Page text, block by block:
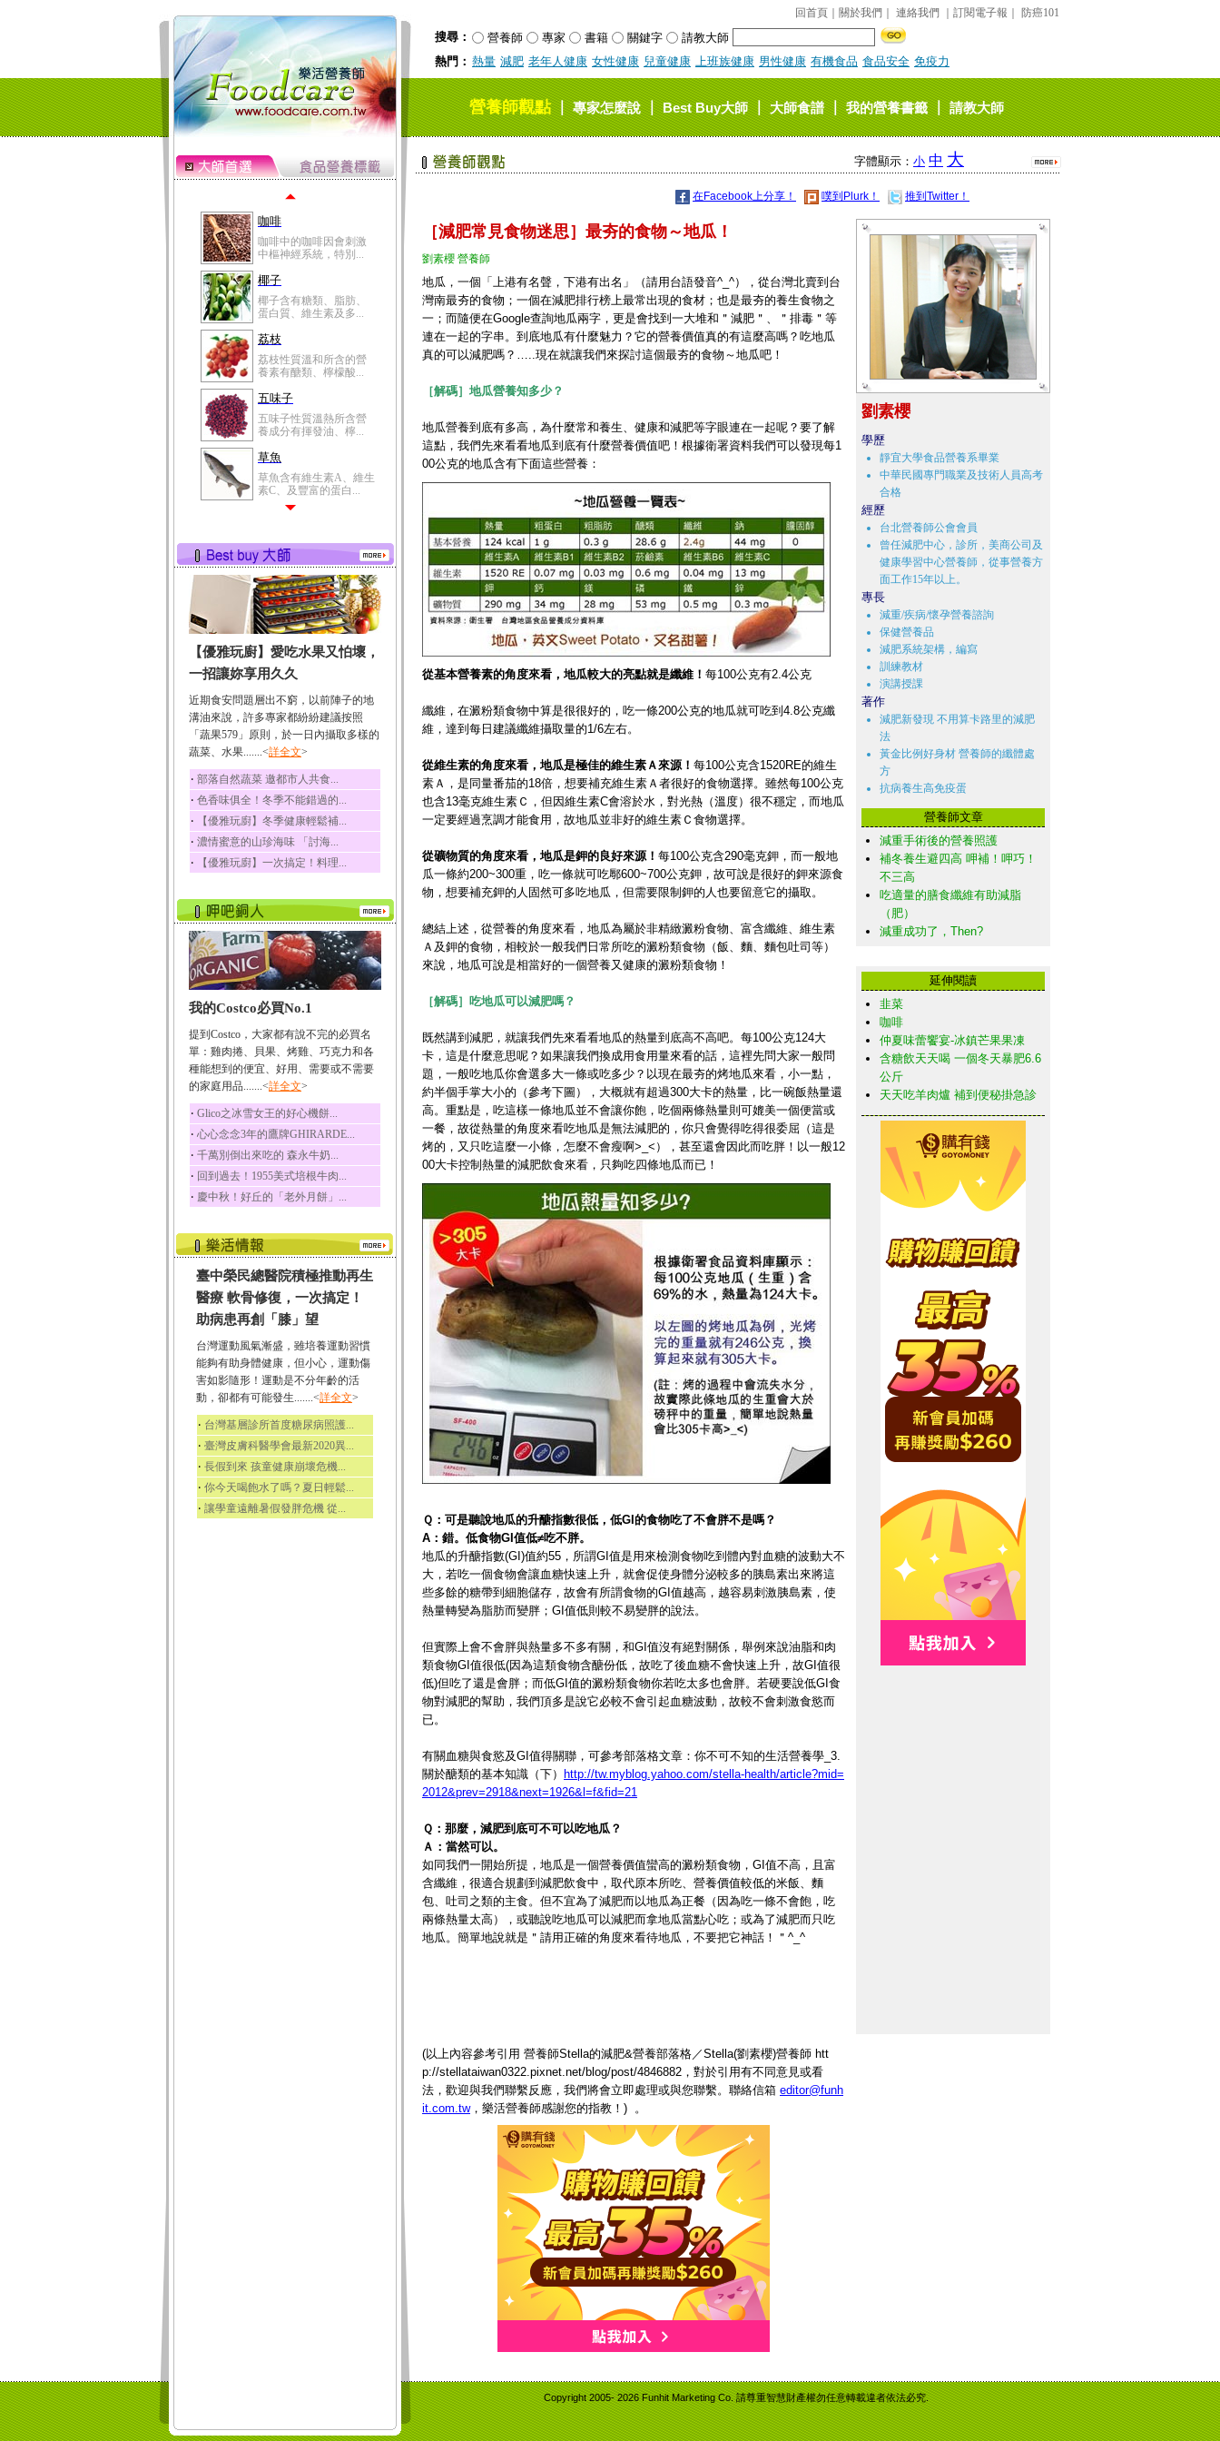
回首頁 關於我們 連絡我們 訂閱電子報 防癌101
搜尋： 營養師 專家 書籍 關鍵字
請教大師
熱門： 熱量 減肥 老年人健康 女性健康 兒童健康 上班族健康 男性健康 有機食品 食品安全 免疫力
營養師觀點｜專家怎麼說｜Best Buy大師｜大師食譜｜我的營養書籤｜請教大師
量極低是水腫病人的...
豆豉裡頭含有營養的蛋
白質、脂肪、鈣、磷...
榛果
榛果裡所含的營養素有
迷迭香
迷迭香 裡頭含有咖啡
酸、迷迭香酸、植物...
咖啡
咖啡中的咖啡因會刺激
中樞神經系統，特別...
椰子
椰子含有糖類、脂肪、
蛋白質、維生素及多...
荔枝
荔枝性質溫和所含的營
養素有醣類、檸檬酸...
五味子
五味子性質溫熱所含營
養成分有揮發油、檸...
草魚
草魚含有維生素A、維生
素C、及豐富的蛋白...
【優雅玩廚】愛吃水果又怕壞，
一招讓妳享用久久
近期食安問題層出不窮，以前陣子的地
溝油來說，許多專家都紛紛建議按照
「蔬果579」原則，於一日內攝取多樣的
蔬菜、水果.......<詳全文>
‧ 部落自然蔬菜 邀都市人共食...
‧ 色香味俱全！冬季不能錯過的...
‧ 【優雅玩廚】冬季健康輕鬆補...
‧ 濃情蜜意的山珍海味 「討海...
‧ 【優雅玩廚】一次搞定！料理...
我的Costco必買No.1
提到Costco，大家都有說不完的必買名
單：雞肉捲、貝果、烤雞、巧克力和各
種能想到的便宜、好用、需要或不需要
的家庭用品.......<詳全文>
‧ Glico之冰雪女王的好心機餅...
‧ 心心念念3年的鷹牌GHIRARDE...
‧ 千萬別倒出來吃的 森永牛奶...
‧ 回到過去！1955美式培根牛肉...
‧ 慶中秋！好丘的「老外月餅」...
臺中榮民總醫院積極推動再生
醫療 軟骨修復，一次搞定！
助病患再創「膝」望
台灣運動風氣漸盛，雖培養運動習慣
能夠有助身體健康，但小心，運動傷
害如影隨形！運動是不分年齡的活
動，卻都有可能發生.......<詳全文>
‧ 台灣基層診所首度糖尿病照護...
‧ 臺灣皮膚科醫學會最新2020異...
‧ 長假到來 孩童健康崩壞危機...
‧ 你今天喝飽水了嗎？夏日輕鬆...
‧ 讓學童遠離暑假發胖危機 從...
字體顯示： 小 中 大
在Facebook上分享！ 噗到Plurk！ 推到Twitter！
［減肥常見食物迷思］最夯的食物～地瓜！
劉素櫻 營養師
地瓜，一個「上港有名聲，下港有出名」（請用台語發音^_^），從台灣北賣到台
灣南最夯的食物；一個在減肥排行榜上最常出現的食材；也是最夯的養生食物之
一；而隨便在Google查詢地瓜兩字，更是會找到一大堆和＂減肥＂、＂排毒＂等
連在一起的字串。到底地瓜有什麼魅力？它的營養價值真的有這麼高嗎？吃地瓜
真的可以減肥嗎？…..現在就讓我們來探討這個最夯的食物～地瓜吧！
［解碼］地瓜營養知多少？
地瓜營養到底有多高，為什麼常和養生、健康和減肥等字眼連在一起呢？要了解
這點，我們先來看看地瓜到底有什麼營養價值吧！根據衛署資料我們可以發現每1
00公克的地瓜含有下面這些營養：
從基本營養素的角度來看，地瓜較大的亮點就是纖維！ 每100公克有2.4公克
纖維，在澱粉類食物中算是很很好的，吃一條200公克的地瓜就可吃到4.8公克纖
維，達到每日建議纖維攝取量的1/6左右。
從維生素的角度來看，地瓜是極佳的維生素Ａ來源！ 每100公克含1520RE的維生
素Ａ，是同量番茄的18倍，想要補充維生素Ａ者很好的食物選擇。雖然每100公克
也含13毫克維生素Ｃ，但因維生素C會溶於水，對光熱（溫度）很不穩定，而地瓜
一定要經過烹調才能食用，故地瓜並非好的維生素Ｃ食物選擇。
從礦物質的角度來看，地瓜是鉀的良好來源！ 每100公克含290毫克鉀，而一般地
瓜一條約200~300重，吃一條就可吃鄏600~700公克鉀，故可說是很好的鉀來源食
物，想要補充鉀的人固然可多吃地瓜，但需要限制鉀的人也要留意它的攝取。
總結上述，從營養的角度來看，地瓜為屬於非精緻澱粉食物、富含纖維、維生素
Ａ及鉀的食物，相較於一般我們日常所吃的澱粉類食物（飯、麵、麵包吐司等）
來說，地瓜可說是相當好的一個營養又健康的澱粉類食物！
［解碼］吃地瓜可以減肥嗎？
既然講到減肥，就讓我們先來看看地瓜的熱量到底高不高吧。每100公克124大
卡，這是什麼意思呢？如果讓我們換成用食用量來看的話，這裡先問大家一般問
題，一般吃地瓜你會選多大一條或吃多少？以現在最夯的烤地瓜來看，小一點，
約半個手掌大小的（參考下圖），大概就有超過300大卡的熱量，比一碗飯熱量還
高。重點是，吃這樣一條地瓜並不會讓你飽，吃個兩條熱量則可媲美一個便當或
一餐，故從熱量的角度來看吃地瓜是無法減肥的，你只會覺得吃得很委屈（這是
烤的，又只吃這麼一小條，怎麼不會瘦啊>_<），甚至還會因此而吃胖！以一般12
00大卡控制熱量的減肥飲食來看，只夠吃四條地瓜而已！
Ｑ：可是聽說地瓜的升醣指數很低，低GI的食物吃了不會胖不是嗎？
A：錯。低食物GI值低≠吃不胖。
地瓜的升醣指數(GI)值約55，所謂GI值是用來檢測食物吃到體內對血糖的波動大不
大，若吃一個食物會讓血糖快速上升，就會促使身體分泌較多的胰島素出來將這
些多餘的糖帶到細胞儲存，故會有所謂食物的GI值越高，越容易刺激胰島素，使
熱量轉變為脂肪而變胖；GI值低則較不易變胖的說法。
但實際上會不會胖與熱量多不多有關，和GI值沒有絕對關係，舉例來說油脂和肉
類食物GI值很低(因為這類食物含醣份低，故吃了後血糖不會快速上升，故GI值很
低)但吃了還是會胖；而低GI值的澱粉類食物你若吃太多也會胖。若硬要說低GI食
物對減肥的幫助，我們頂多是說它必較不會引起血糖波動，故較不會刺激食慾而
已。
有關血糖與食慾及GI值得關聯，可參考部落格文章：你不可不知的生活營養學_3.
關於醣類的基本知識（下）
http://tw.myblog.yahoo.com/stella-health/article?mid=
2012&prev=2918&next=1926&l=f&fid=21
Ｑ：那麼，減肥到底可不可以吃地瓜？
Ａ：當然可以。
如同我們一開始所提，地瓜是一個營養價值蠻高的澱粉類食物，GI值不高，且富
含纖維，很適合規劃到減肥飲食中，取代原本所吃、營養價值較低的米飯、麵
包、吐司之類的主食。但不宜為了減肥而以地瓜為正餐（因為吃一條不會飽，吃
兩條熱量太高），或聽說吃地瓜可以減肥而拿地瓜當點心吃；或為了減肥而只吃
地瓜。簡單地說就是＂請用正確的角度來看待地瓜，不要把它神話！＂^_^
(以上內容參考引用 營養師Stella的減肥&營養部落格／Stella(劉素櫻)營養師 htt
p://stellataiwan0322.pixnet.net/blog/post/4846882，對於引用有不同意見或看
法，歡迎與我們聯繫反應，我們將會立即處理或與您聯繫。聯絡信箱 editor@funh
it.com.tw，樂活營養師感謝您的指教！) 。
劉素櫻
學歷
靜宜大學食品營養系畢業
中華民國專門職業及技術人員高考
合格
經歷
台北營養師公會會員
曾任減肥中心，診所，美商公司及
健康學習中心營養師，從事營養方
面工作15年以上。
專長
減重/疾病/懷孕營養諮詢
保健營養品
減肥系統架構，編寫
訓練教材
演講授課
著作
減肥新發現 不用算卡路里的減肥
法
黃金比例好身材 營養師的纖體處
方
抗病養生高免疫蛋
營養師文章
減重手術後的營養照護
補冬養生避四高 呷補！呷巧！
不三高
吃適量的膳食纖維有助減脂
（肥）
減重成功了，Then?
延伸閱讀
韭菜
咖啡
仲夏味蕾饗宴-冰鎮芒果果凍
含糖飲天天喝 一個冬天暴肥6.6
公斤
天天吃羊肉爐 補到便秘掛急診
Copyright 2005-2026 Funhit Marketing Co. 請尊重智慧財產權勿任意轉載違者依法必究.